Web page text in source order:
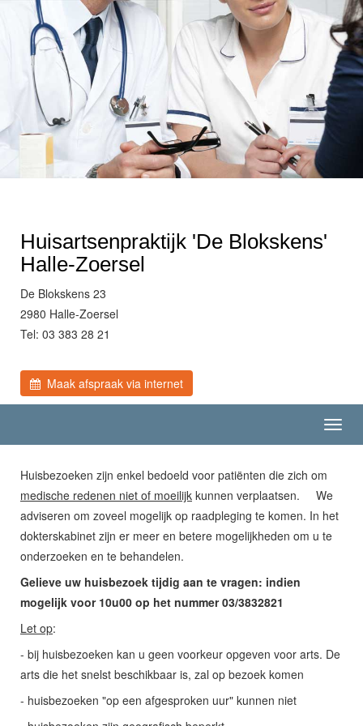
Huisartsenpraktijk 'De Blokskens'
Halle-Zoersel
De Blokskens 23
2980 Halle-Zoersel
Tel: 03 383 28 21
Maak afspraak via internet
Huisbezoeken zijn enkel bedoeld voor patiënten die zich om
medische redenen niet of moeilijk kunnen verplaatsen. We
adviseren om zoveel mogelijk op raadpleging te komen. In het
dokterskabinet zijn er meer en betere mogelijkheden om u te
onderzoeken en te behandelen.
Gelieve uw huisbezoek tijdig aan te vragen: indien
mogelijk voor 10u00 op het nummer 03/3832821
Let op:
- bij huisbezoeken kan u geen voorkeur opgeven voor arts. De
arts die het snelst beschikbaar is, zal op bezoek komen
- huisbezoeken "op een afgesproken uur" kunnen niet